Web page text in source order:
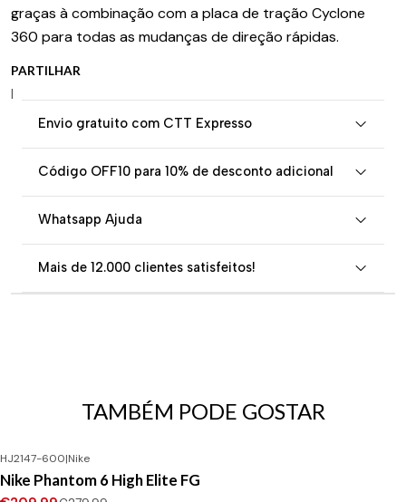
graças à combinação com a placa de tração Cyclone
360 para todas as mudanças de direção rápidas.
PARTILHAR
|
Envio gratuito com CTT Expresso
Código OFF10 para 10% de desconto adicional
Whatsapp Ajuda
Mais de 12.000 clientes satisfeitos!
TAMBÉM PODE GOSTAR
DESCONTO
HJ2147-600|Nike
Nike Phantom 6 High Elite FG